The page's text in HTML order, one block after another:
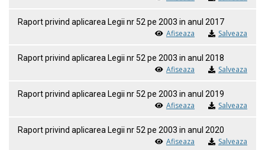
Raport privind aplicarea Legii nr 52 pe 2003 in anul 2017
Afiseaza Salveaza
Raport privind aplicarea Legii nr 52 pe 2003 in anul 2018
Afiseaza Salveaza
Raport privind aplicarea Legii nr 52 pe 2003 in anul 2019
Afiseaza Salveaza
Raport privind aplicarea Legii nr 52 pe 2003 in anul 2020
Afiseaza Salveaza